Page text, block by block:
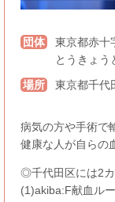
団体
東京都赤十
とうきょう
場所
東京都千代
病気の方や手術で
健康な人が自らの
◎千代田区には2
(1)akiba:F献血ル